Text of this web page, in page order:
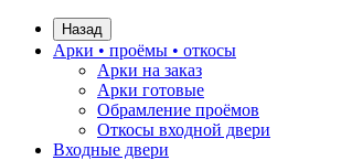
Назад
Арки • проёмы • откосы
Арки на заказ
Арки готовые
Обрамление проёмов
Откосы входной двери
Входные двери